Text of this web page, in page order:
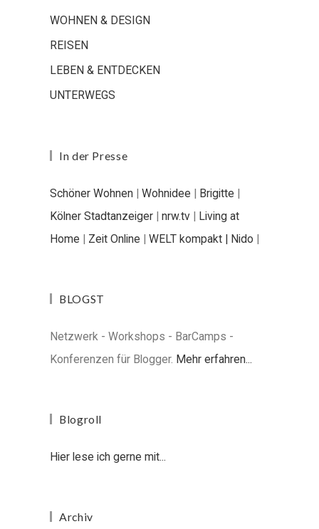
WOHNEN & DESIGN
REISEN
LEBEN & ENTDECKEN
UNTERWEGS
In der Presse
Schöner Wohnen | Wohnidee | Brigitte |
Kölner Stadtanzeiger | nrw.tv | Living at
Home | Zeit Online | WELT kompakt | Nido |
BLOGST
Netzwerk - Workshops - BarCamps -
Konferenzen für Blogger. Mehr erfahren...
Blogroll
Hier lese ich gerne mit...
Archiv